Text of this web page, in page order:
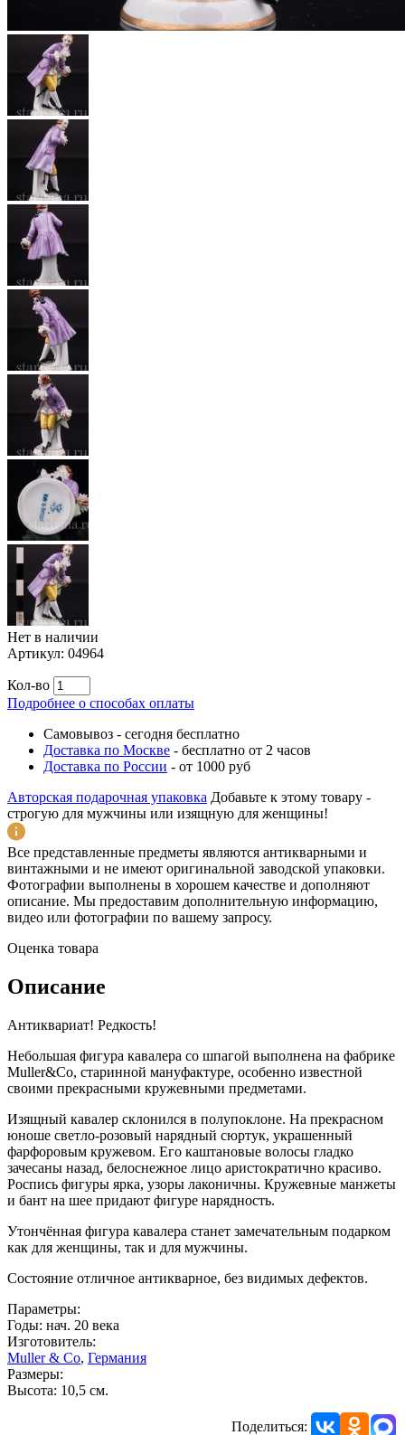
Нет в наличии
Артикул: 04964
Кол-во
Подробнее о способах оплаты
Самовывоз - сегодня бесплатно
Доставка по Москве - бесплатно от 2 часов
Доставка по России - от 1000 руб
Авторская подарочная упаковка Добавьте к этому товару -
строгую для мужчины или изящную для женщины!
Все представленные предметы являются антикварными и
винтажными и не имеют оригинальной заводской упаковки.
Фотографии выполнены в хорошем качестве и дополняют
описание. Мы предоставим дополнительную информацию,
видео или фотографии по вашему запросу.
Оценка товара
Описание
Антиквариат! Редкость!
Небольшая фигура кавалера со шпагой выполнена на фабрике
Muller&Co, старинной мануфактуре, особенно известной
своими прекрасными кружевными предметами.
Изящный кавалер склонился в полупоклоне. На прекрасном
юноше светло-розовый нарядный сюртук, украшенный
фарфоровым кружевом. Его каштановые волосы гладко
зачесаны назад, белоснежное лицо аристократично красиво.
Роспись фигуры ярка, узоры лаконичны. Кружевные манжеты
и бант на шее придают фигуре нарядность.
Утончённая фигура кавалера станет замечательным подарком
как для женщины, так и для мужчины.
Состояние отличное антикварное, без видимых дефектов.
Параметры:
Годы: нач. 20 века
Изготовитель:
Muller & Co, Германия
Размеры:
Высота: 10,5 см.
Поделиться: